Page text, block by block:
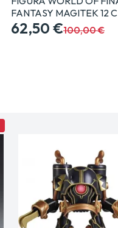
FANTASY MAGITEK 12
62,50 €100,00 €